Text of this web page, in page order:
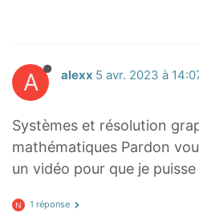
A alexx 5 avr. 2023 à
Systèmes et résolution
mathématiques Pardon
un vidéo pour que je
N 1 réponse